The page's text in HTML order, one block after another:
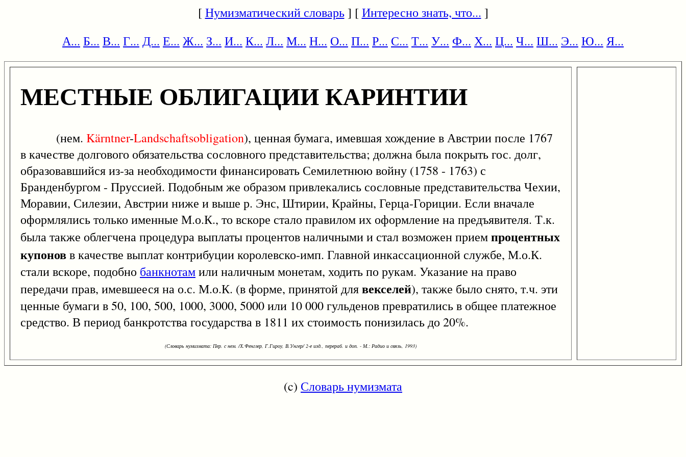
[Нумизматический словарь] [Интересно знать, что... ]
А... Б... В... Г... Д... Е... Ж... З... И... К... Л... М... Н... О... П... Р... С... Т... У... Ф... Х... Ц... Ч... Ш... Э... Ю... Я...
МЕСТНЫЕ ОБЛИГАЦИИ КАРИНТИИ
(нем. Kärntner-Landschaftsobligation), ценная бумага, имевшая хождение в Австрии после 1767
в качестве долгового обязательства сословного представительства; должна была покрыть гос. долг,
образовавшийся из-за необходимости финансировать Семилетнюю войну (1758 - 1763) с
Бранденбургом - Пруссией. Подобным же образом привлекались сословные представительства Чехии,
Моравии, Силезии, Австрии ниже и выше р. Энс, Штирии, Крайны, Герца-Гориции. Если вначале
оформлялись только именные М.о.К., то вскоре стало правилом их оформление на предъявителя. Т.к.
была также облегчена процедура выплаты процентов наличными и стал возможен приемпроцентных
купоновв качестве выплат контрибуции королевско-имп. Главной инкассационной службе, М.о.К.
стали вскоре, подобно банкнотамили наличным монетам, ходить по рукам. Указание на право
передачи прав, имевшееся на о.с. М.о.К. (в форме, принятой длявекселей), также было снято, т.ч. эти
ценные бумаги в 50, 100, 500, 1000, 3000, 5000 или 10 000 гульденов превратились в общее платежное
средство. В период банкротства государства в 1811 их стоимость понизилась до 20%.
(Словарь нумизмата: Пер. с нем. /Х.Фенглер, Г.Гироу, В.Унгер/ 2-е изд., перераб. и доп. - М.: Радио и связь, 1993)
(c) Словарь нумизмата